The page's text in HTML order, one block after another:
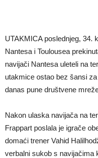
Barkolu?
UTAKMICA poslednjeg, 34.
Nantesa i Toulousea
navijači Nantesa uleteli na
utakmice ostao bez šansi
danas pune društvene
Nakon ulaska navijača na
Frappart poslala je igrače
domaći trener Vahid
verbalni sukob s navijačima